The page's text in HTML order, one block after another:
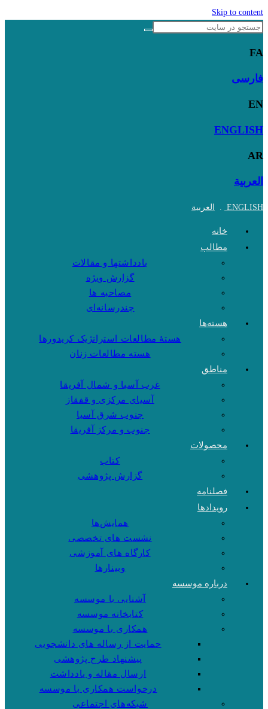
Skip to content
FA
فارسی
EN
ENGLISH
AR
العربية
ENGLISH
. العربية
خانه
مطالب
یادداشتها و مقالات
گزارش ویژه
مصاحبه ها
چندرسانه‌ای
هسته‌ها
هستهٔ مطالعات استراتژیک کریدورها
هسته مطالعات زنان
مناطق
غرب آسیا و شمال آفریقا
آسیای مرکزی و قفقاز
جنوب شرق آسیا
جنوب و مرکز آفریقا
محصولات
کتاب
گزارش پژوهشی
فصلنامه
رویدادها
همایش‌ها
نشست های تخصصی
کارگاه های آموزشی
وبینارها
درباره موسسه
آشنایی با موسسه
کتابخانه موسسه
همکاری با موسسه
حمایت از رساله های دانشجویی
پیشنهاد طرح پژوهشی
ارسال مقاله و یادداشت
درخواست همکاری با موسسه
شبکه‌های اجتماعی